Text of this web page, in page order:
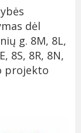
dėl
g. 8M, 8L,
8S, 8R, 8N,
projekto